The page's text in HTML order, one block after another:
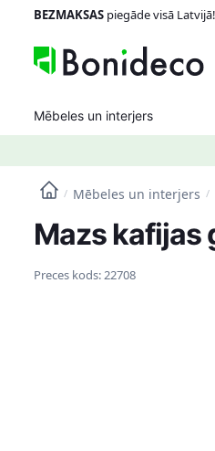
navigation
content
BEZMAKSASpiegāde visā Latvijā!
Mēbeles un interjers
/ Mēbeles un interjers /
Mazs kafijas
Preces kods:22708